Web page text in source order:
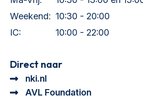
Weekend: 10:30 - 20:00
IC:
10:00 - 22:00
Direct naar
nki.nl
AVL Foundation